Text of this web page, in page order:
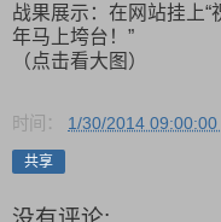
战果展示：在网站挂上
年马上垮台！”
（点击看大图）
时间： 1/30/2014 09:00:00
共享